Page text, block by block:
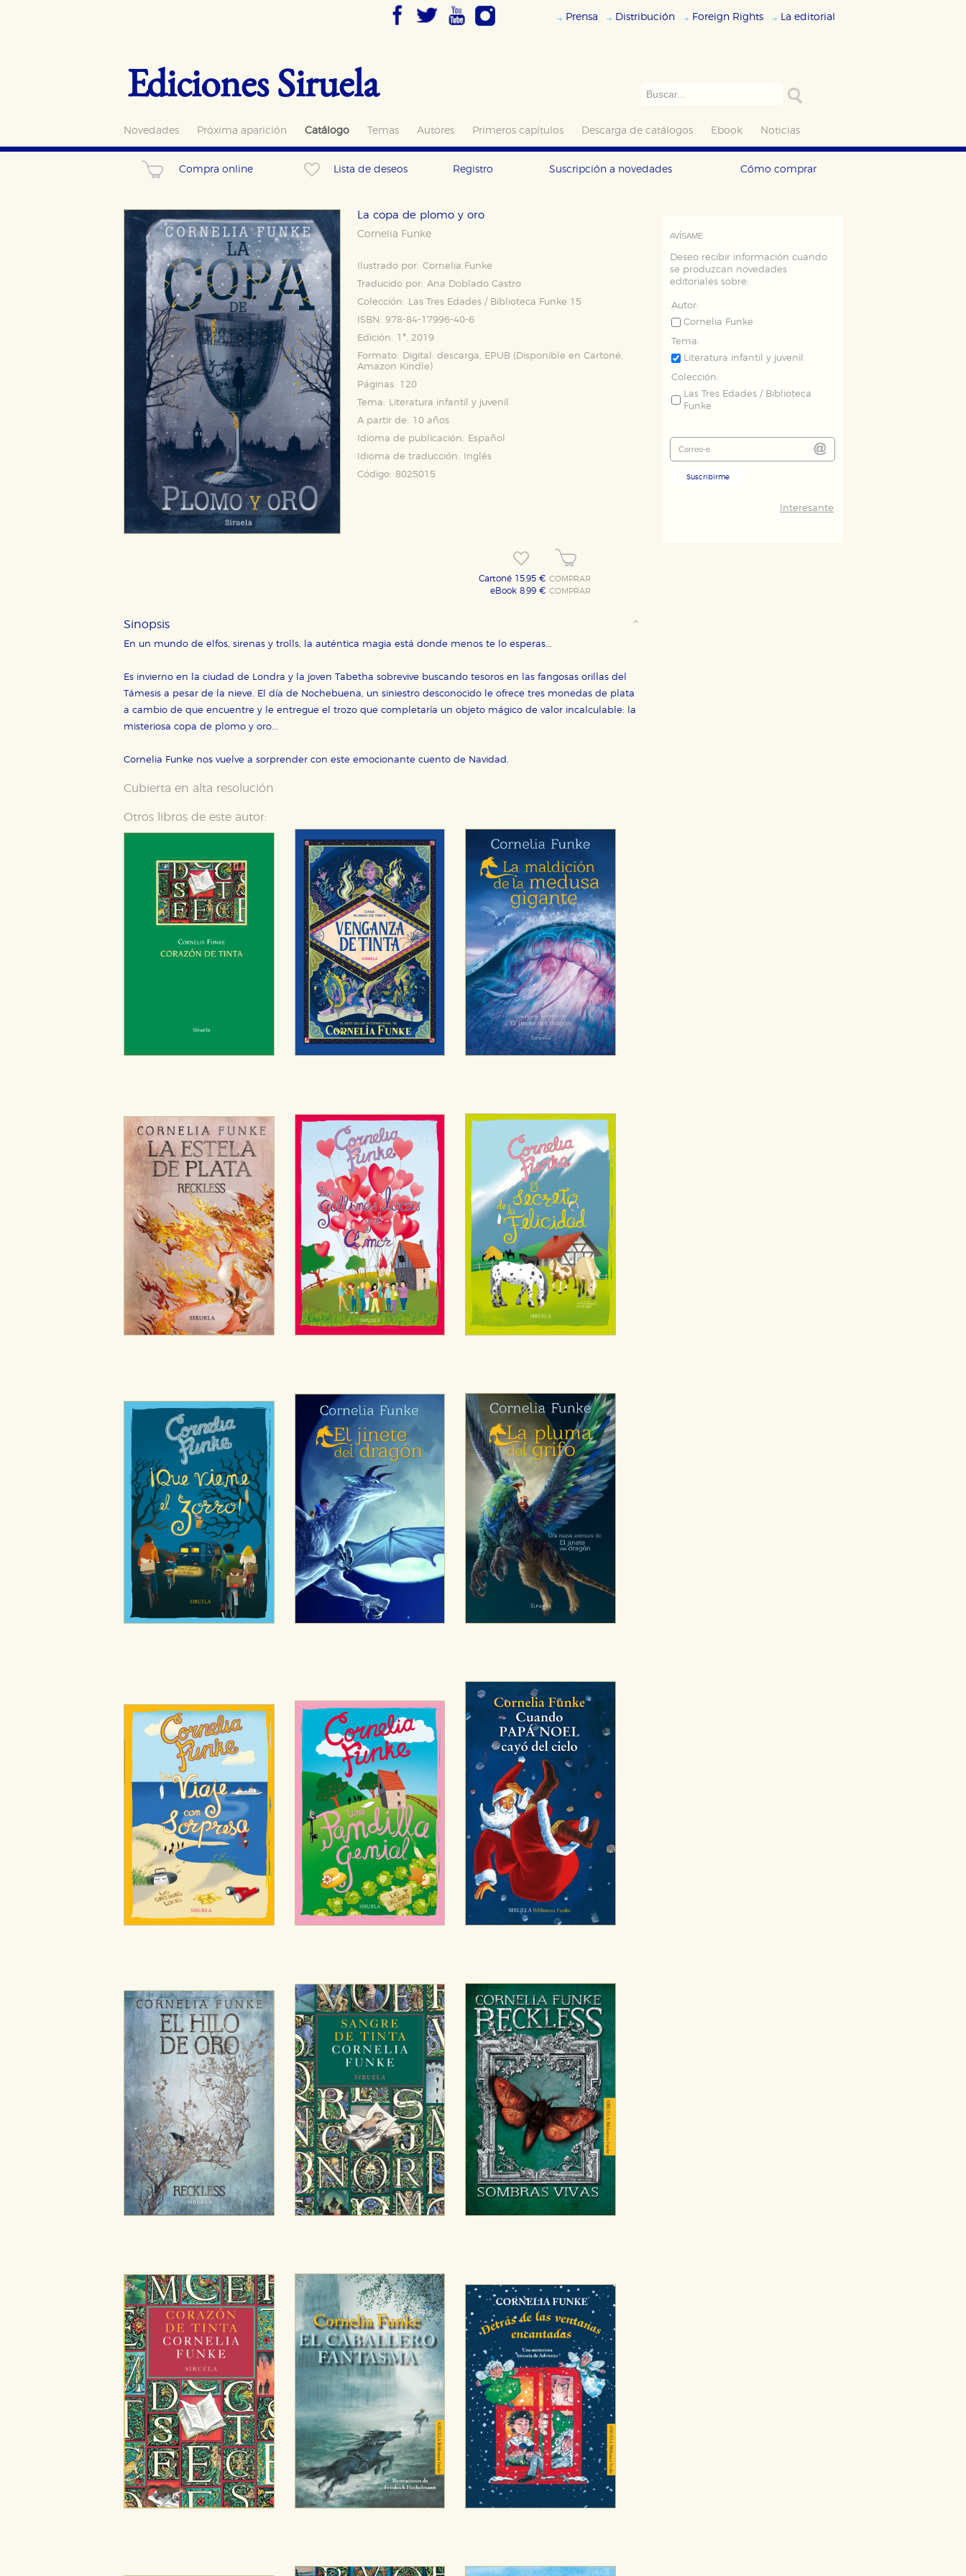
Prensa Distribución Foreign Rights La editorial
Ediciones Siruela
Novedades Próxima aparición Catálogo Temas Autores Primeros capítulos Descarga de catálogos Ebook Noticias
Compra online Lista de deseos Registro Suscripción a novedades Cómo comprar
La copa de plomo y oro
Cornelia Funke
Ilustrado por: Cornelia Funke
Traducido por: Ana Doblado Castro
Colección:
Las Tres Edades / Biblioteca Funke 15
ISBN: 978-84-17996-40-6
Edición: 1ª, 2019
Formato:
Digital: descarga, EPUB (Disponible en Cartoné,
Amazon Kindle )
Páginas: 120
Tema:
Literatura infantil y juvenil
A partir de: 10 años
Idioma de publicación:
Español
Idioma de traducción:
Inglés
Código: 8025015
Cartoné 15,95 €COMPRAR
eBook 8,99 €COMPRAR
Sinopsis
En un mundo de elfos, sirenas y trolls, la auténtica magia está donde menos te lo esperas...
Es invierno en la ciudad de Londra y la joven Tabetha sobrevive buscando tesoros en las fangosas orillas del
Támesis a pesar de la nieve. El día de Nochebuena, un siniestro desconocido le ofrece tres monedas de plata
a cambio de que encuentre y le entregue el trozo que completaría un objeto mágico de valor incalculable: la
misteriosa copa de plomo y oro...
Cornelia Funke nos vuelve a sorprender con este emocionante cuento de Navidad.
Cubierta en alta resolución
Otros libros de este autor:
AVÍSAME
Deseo recibir información cuando
se produzcan novedades
editoriales sobre:
Autor:
Cornelia Funke
Tema:
Literatura infantil y juvenil
Colección:
Las Tres Edades / Biblioteca
Funke
Suscribirme
Interesante
CONFIGURACIÓN DE COOKIES HABILITAR TODO
Cookies necesarias
Estas cookies son necesarias para que nuestro sitio web funcione y no es posible deshabilitarlas desde nuestro sistema. Es posible
hacerlo desde el navegador, pero en ese caso es posible que algunas áreas de nuestra web dejen de funcionar correctamente.
Cookies de rendimiento y analíticas
Estas cookies se utilizan para mejorar su experiencia de navegación y optimizar el funcionamiento de nuestro sitio web. Almacenan
configuraciones de servicios para que no tenga que reconfigurarlos cada vez que nos visita. La información es agregada y, por lo
tanto, es anónima.
GUARDAR CONFIGURACIÓN
Puede consultar nuestra política de cookies